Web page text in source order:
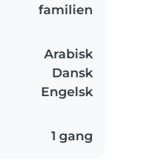
familien
Arabisk
Dansk
Engelsk
1 gang